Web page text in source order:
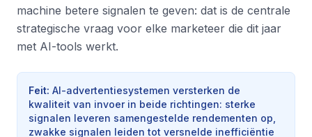
machine betere signalen te geven: dat is de centrale
strategische vraag voor elke marketeer die dit jaar
met AI-tools werkt.
Feit: AI-advertentiesystemen versterken de
kwaliteit van invoer in beide richtingen: sterke
signalen leveren samengestelde rendementen op,
zwakke signalen leiden tot versnelde inefficiëntie